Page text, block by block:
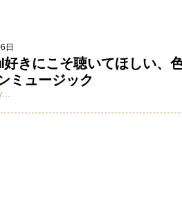
日
好きにこそ聴いてほしい、
ミュージック